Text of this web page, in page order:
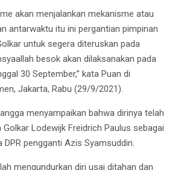
akan menjalankan mekanisme atau
antarwaktu itu ini pergantian pimpinan
untuk segera diteruskan pada
besok akan dilaksanakan pada
30 September,” kata Puan di
Jakarta, Rabu (29/9/2021).
menyampaikan bahwa dirinya telah
Golkar Lodewijk Freidrich Paulus sebagai
DPR pengganti Azis Syamsuddin.
mengundurkan diri usai ditahan dan